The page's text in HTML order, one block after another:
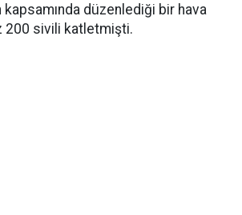
kapsamında düzenlediği bir hava
200 sivili katletmişti.